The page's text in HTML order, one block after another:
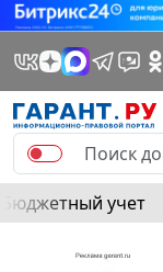
Бюджетный учет